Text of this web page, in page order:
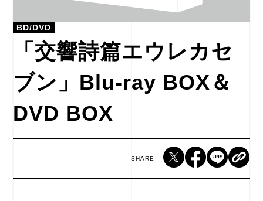
BD/DVD
「交響詩篇エウレカセ
ブン」Blu-ray BOX＆
DVD BOX
SHARE